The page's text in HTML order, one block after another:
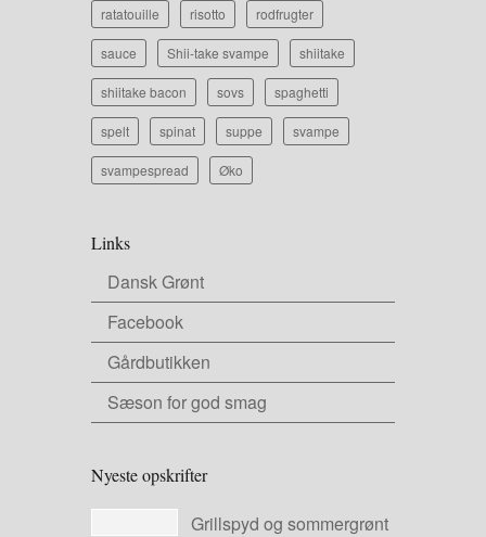
ratatouille risotto rodfrugter
sauce Shii-take svampe shiitake
shiitake bacon sovs spaghetti
spelt spinat suppe svampe
svampespread Øko
Links
Dansk Grønt
Facebook
Gårdbutikken
Sæson for god smag
Nyeste opskrifter
Grillspyd og sommergrønt